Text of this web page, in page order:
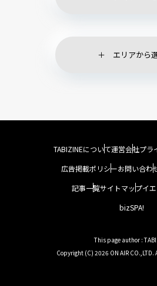
エリアから
TABIZINEについて運営会社プラ
広告掲載ポリシーお問い合わ
記事一覧サイトマップイ
bizSPA!
This page author :
Copyright (C) 2026 ON AIR CO.,LTD.